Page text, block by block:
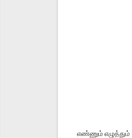
எண்ணும் எழுத்தும் -